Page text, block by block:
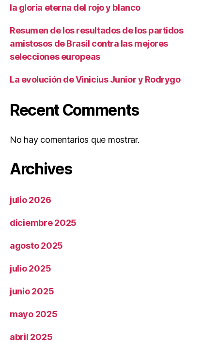
la gloria eterna del rojo y blanco
Resumen de los resultados de los partidos
amistosos de Brasil contra las mejores
selecciones europeas
La evolución de Vinicius Junior y Rodrygo
Recent Comments
No hay comentarios que mostrar.
Archives
julio 2026
diciembre 2025
agosto 2025
julio 2025
junio 2025
mayo 2025
abril 2025